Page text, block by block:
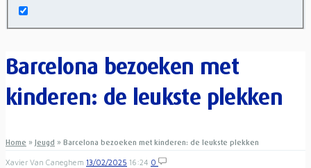
Barcelona bezoeken met
kinderen: de leukste plekken
Home » Jeugd » Barcelona bezoeken met kinderen: de leukste plekken
Xavier Van Caneghem 13/02/2025 16:24 0